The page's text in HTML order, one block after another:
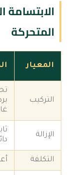
الابتسامة
المتحركة
المعيار
التركيب
الإزالة
التكلفة